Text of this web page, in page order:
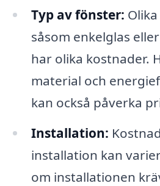
Typ av fönster:
såsom enkelglas
har olika kostnader.
material och
kan också påverka
Installation:
installation kan
om installationen